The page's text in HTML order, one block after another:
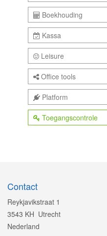
Boekhouding
Kassa
Leisure
Office tools
Platform
Toegangscontrole
Contact
Reykjavikstraat 1
3543 KH Utrecht
Nederland